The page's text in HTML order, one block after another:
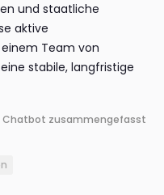
und staatliche
aktive
Team von
stabile, langfristige
Chatbot zusammengefasst